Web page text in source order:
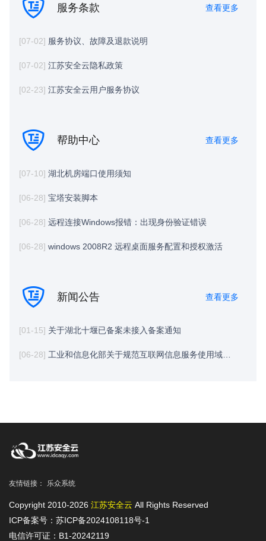
服务条款 查看更多
[07-02] 服务协议、故障及退款说明
[07-02] 江苏安全云隐私政策
[02-23] 江苏安全云用户服务协议
帮助中心 查看更多
[07-10] 湖北机房端口使用须知
[06-28] 宝塔安装脚本
[06-28] 远程连接Windows报错：出现身份验证错误
[06-28] windows 2008R2 远程桌面服务配置和授权激活
新闻公告 查看更多
[01-15] 关于湖北十堰已备案未接入备案通知
[06-28] 工业和信息化部关于规范互联网信息服务使用域名的通知
友情链接： 乐众系统
Copyright 2010-2026 江苏安全云 All Rights Reserved
ICP备案号：苏ICP备2024108118号-1
电信许可证：B1-20242119